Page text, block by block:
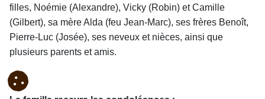
filles, Noémie (Alexandre), Vicky (Robin) et Camille
(Gilbert), sa mère Alda (feu Jean-Marc), ses frères Benoît,
Pierre-Luc (Josée), ses neveux et nièces, ainsi que
plusieurs parents et amis.